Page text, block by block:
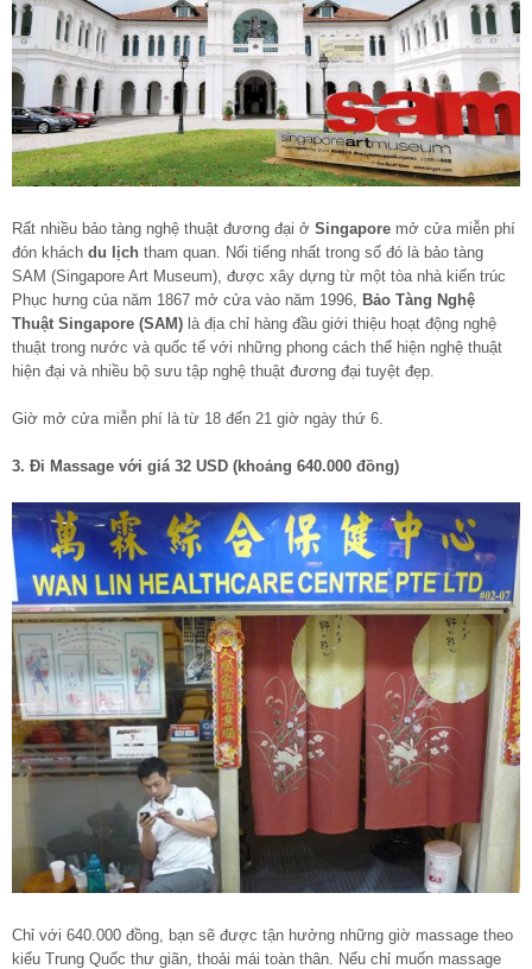
Rất nhiều bảo tàng nghệ thuật đương đại ở Singapore mở cửa miễn phí
đón khách du lịch tham quan. Nổi tiếng nhất trong số đó là bảo tàng
SAM (Singapore Art Museum), được xây dựng từ một tòa nhà kiến trúc
Phục hưng của năm 1867 mở cửa vào năm 1996, Bảo Tàng Nghệ
Thuật Singapore (SAM) là địa chỉ hàng đầu giới thiệu hoạt động nghệ
thuật trong nước và quốc tế với những phong cách thể hiện nghệ thuật
hiện đại và nhiều bộ sưu tập nghệ thuật đương đại tuyệt đẹp.
Giờ mở cửa miễn phí là từ 18 đến 21 giờ ngày thứ 6.
3. Đi Massage với giá 32 USD (khoảng 640.000 đồng)
Chỉ với 640.000 đồng, bạn sẽ được tận hưởng những giờ massage theo
kiểu Trung Quốc thư giãn, thoải mái toàn thân. Nếu chỉ muốn massage